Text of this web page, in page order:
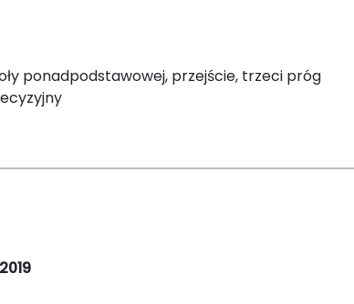
ponadpodstawowej, przejście, trzeci próg